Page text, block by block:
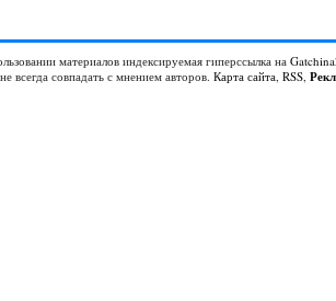
материалов индексируемая гиперссылка на
всегда совпадать с мнением авторов. Карта сайта, RSS,